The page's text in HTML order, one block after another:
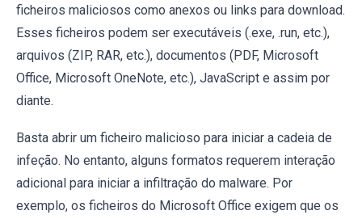
ficheiros maliciosos como anexos ou links para download.
Esses ficheiros podem ser executáveis (.exe, .run, etc.),
arquivos (ZIP, RAR, etc.), documentos (PDF, Microsoft
Office, Microsoft OneNote, etc.), JavaScript e assim por
diante.
Basta abrir um ficheiro malicioso para iniciar a cadeia de
infeção. No entanto, alguns formatos requerem interação
adicional para iniciar a infiltração do malware. Por
exemplo, os ficheiros do Microsoft Office exigem que os